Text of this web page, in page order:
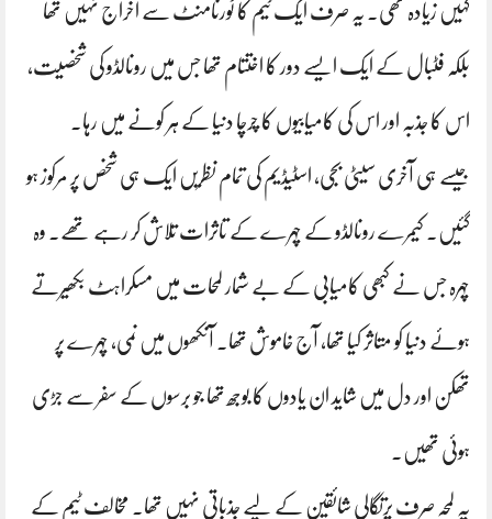
کہیں زیادہ تھی۔ یہ صرف ایک ٹیم کا ٹورنامنٹ سے اخراج نہیں تھا
بلکہ فٹبال کے ایک ایسے دور کا اختتام تھا جس میں رونالڈو کی شخصیت،
اس کا جذبہ اور اس کی کامیابیوں کا چرچا دنیا کے ہر کونے میں رہا۔
جیسے ہی آخری سیٹی بجی، اسٹیڈیم کی تمام نظریں ایک ہی شخص پر مرکوز ہو
گئیں۔ کیمرے رونالڈو کے چہرے کے تاثرات تلاش کر رہے تھے۔ وہ
چہرہ جس نے کبھی کامیابی کے بے شمار لمحات میں مسکراہٹ بکھیرتے
ہوئے دنیا کو متاثر کیا تھا، آج خاموش تھا۔ آنکھوں میں نمی، چہرے پر
تھکن اور دل میں شاید ان یادوں کا بوجھ تھا جو برسوں کے سفر سے جڑی
ہوئی تھیں۔
یہ لمحہ صرف پرتگالی شائقین کے لیے جذباتی نہیں تھا۔ مخالف ٹیم کے